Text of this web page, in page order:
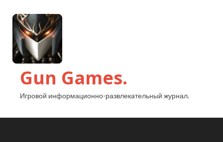
Gun Games.
Игровой информационно-развлекательный журнал.